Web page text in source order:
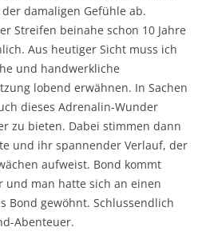
damaligen Gefühle ab.
Streifen beinahe schon 10 Jahre
Aus heutiger Sicht muss ich
und handwerkliche
lobend erwähnen. In Sachen
dieses Adrenalin-Wunder
zu bieten. Dabei stimmen dann
und ihr spannender Verlauf, der
aufweist. Bond kommt
und man hatte sich an einen
Bond gewöhnt. Schlussendlich
Abenteuer.